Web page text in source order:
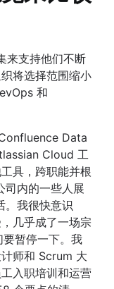
来支持他们不断
将选择范围缩小
和
Data
Cloud 工
具，跨职能并根
司内的一些人展
。我很快意识
几乎成了一场宗
要暂停一下。我
师和 Scrum 大
入职培训和运营